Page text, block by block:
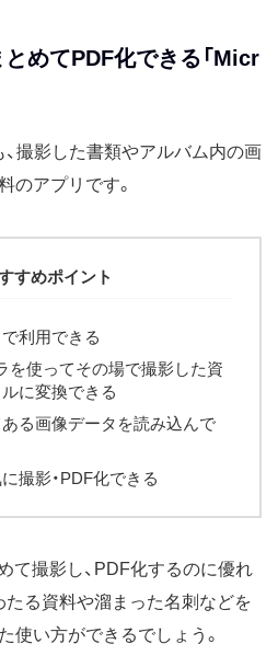
めてPDF化できる「Micr
、撮影した書類やアルバム内の画
のアプリです。
すめポイント
利用できる
を使ってその場で撮影した資
に変換できる
る画像データを読み込んで
撮影・PDF化できる
て撮影し、PDF化するのに優れ
たる資料や溜まった名刺などを
使い方ができるでしょう。